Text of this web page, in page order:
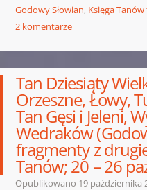
Godowy Słowian, Księga
2 komentarze
Tan Dziesiąty
Orzeszne, Łowy,
Tan Gęsi i Jeleni,
Wedraków
fragmenty z
Tanów; 20 – 26
Opublikowano 19 października